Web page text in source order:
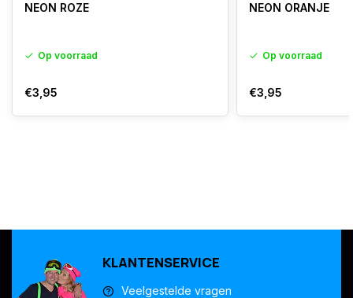
NEON ROZE
Op voorraad
€3,95
NEON ORANJE
Op voorraad
€3,95
KLANTENSERVICE
Veelgestelde vragen